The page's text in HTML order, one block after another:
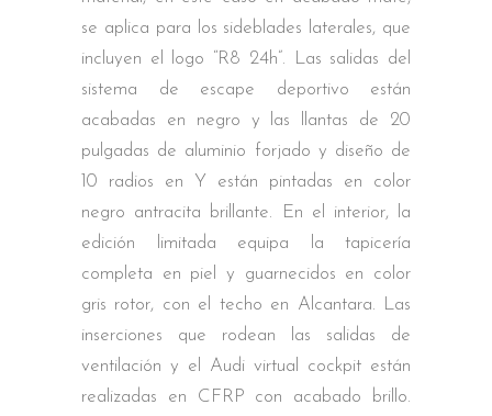
se aplica para los sideblades laterales, que
incluyen el logo “R8 24h”. Las salidas del
sistema de escape deportivo están
acabadas en negro y las llantas de 20
pulgadas de aluminio forjado y diseño de
10 radios en Y están pintadas en color
negro antracita brillante. En el interior, la
edición limitada equipa la tapicería
completa en piel y guarnecidos en color
gris rotor, con el techo en Alcantara. Las
inserciones que rodean las salidas de
ventilación y el Audi virtual cockpit están
realizadas en CFRP con acabado brillo.